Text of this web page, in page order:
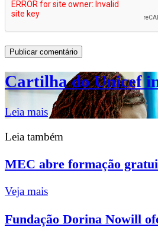
Cartilha do Unicef
Leia mais
Leia também
MEC abre formação
Veja mais
Fundação Dorina Nowill